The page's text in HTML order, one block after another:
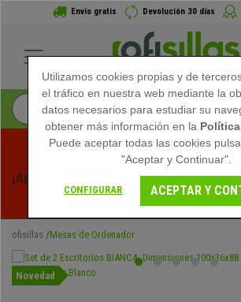
Envío gratis Devolución 30 días
¡Aprovecha las Rebajas de Verano en
Exclusivos por Tiempo Limitado -
ofisillas Mesas de Ordenador
Novedad
Utilizamos cookies propias y de
el tráfico en nuestra web mediante la
datos necesarios para estudiar su
obtener más información en la
Puede aceptar todas las cookies
"Aceptar y Continuar".
CONFIGURAR ACEPTAR Y